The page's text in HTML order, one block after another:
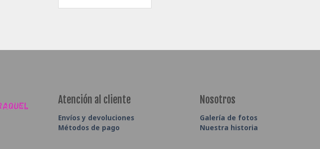
Atención al cliente
Envíos y devoluciones
Métodos de pago
Nosotros
Galería de fotos
Nuestra historia